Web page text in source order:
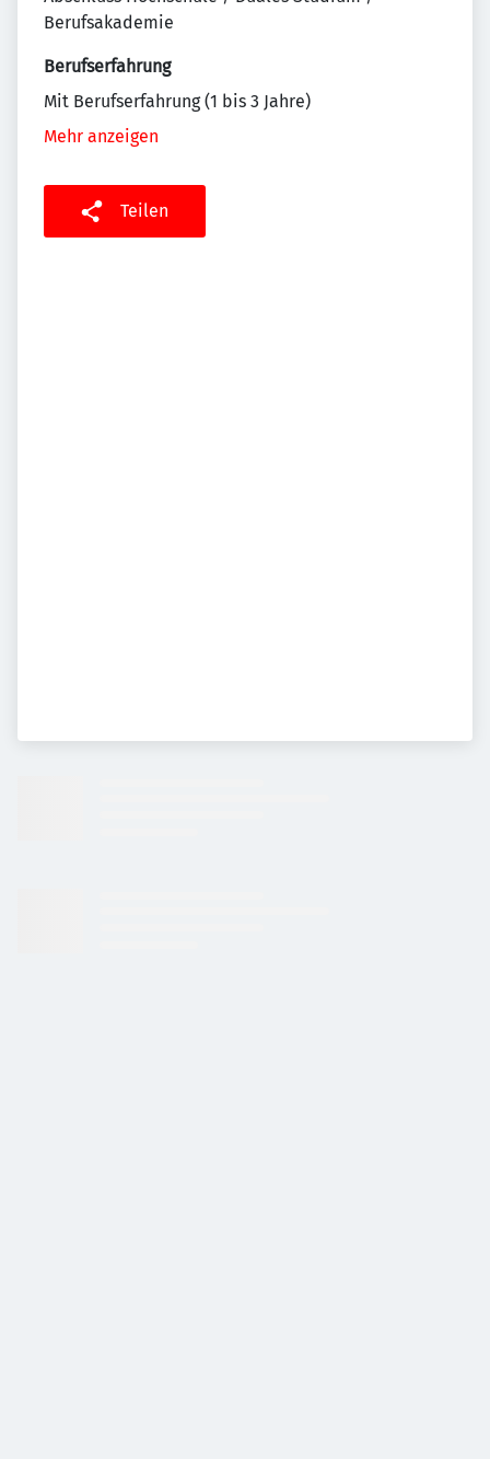
Berufsakademie
Berufserfahrung
Mit Berufserfahrung (1 bis 3 Jahre)
Mehr anzeigen
Teilen